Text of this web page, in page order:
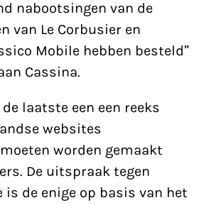
nabootsingen van de
van Le Corbusier en
Mobile hebben besteld”
Cassina.
laatste een een reeks
websites
worden gemaakt
De uitspraak tegen
is de enige op basis van het